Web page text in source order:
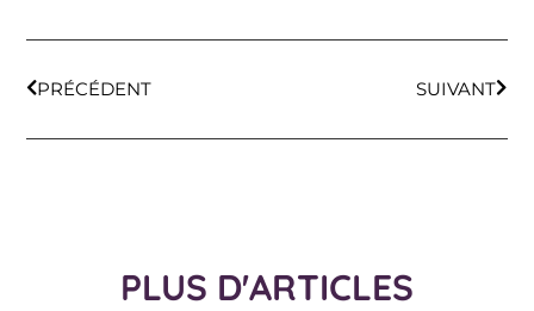
PRÉCÉDENT SUIVANT
PLUS D'ARTICLES